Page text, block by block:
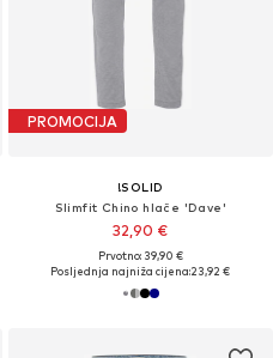
PROMOCIJA
!SOLID
Slimfit Chino hlače 'Dave'
32,90 €
Prvotno: 39,90 €
Posljednja najniža cijena:23,92 €